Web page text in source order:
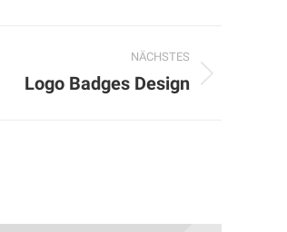
NÄCHSTES
Logo Badges Design